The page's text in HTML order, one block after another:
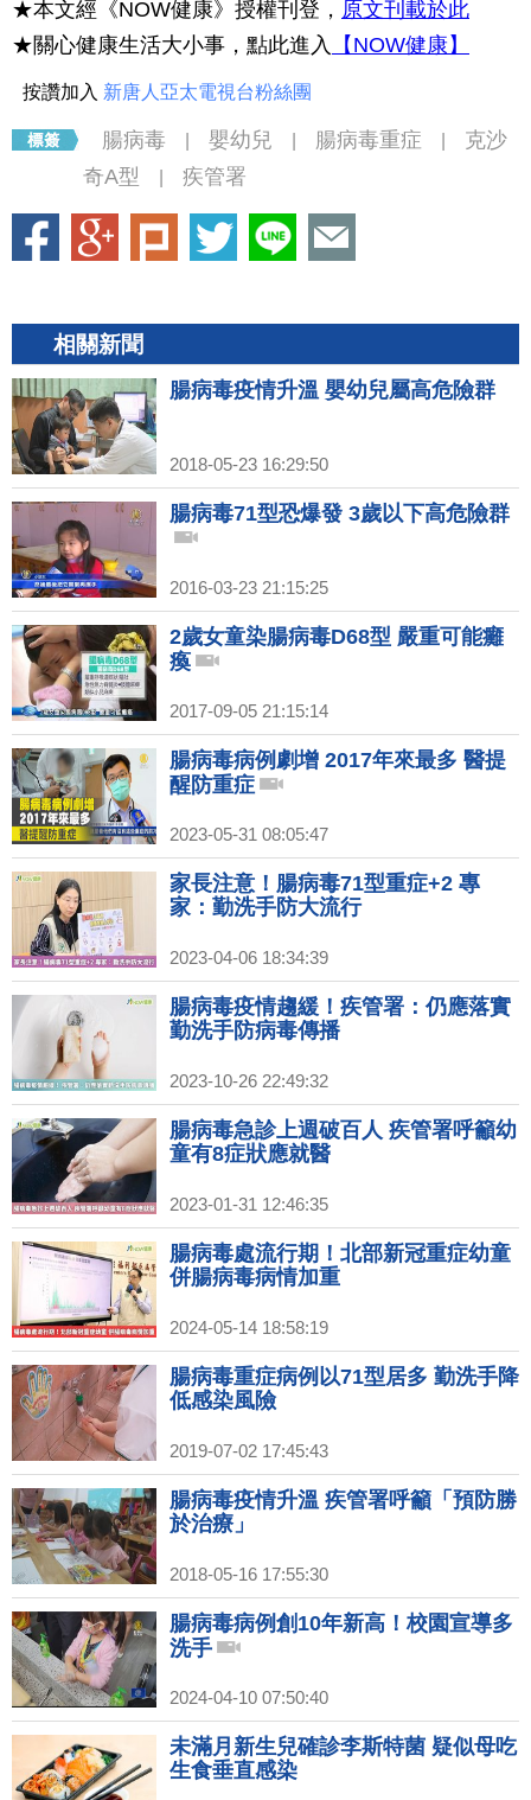
★本文經《NOW健康》授權刊登， 原文刊載於此
★關心健康生活大小事，點此進入
【NOW健康】
按讚加入 新唐人亞太電視台粉絲團
腸病毒 嬰幼兒 腸病毒重症
克沙
奇A型
疾管署
相關新聞
腸病毒疫情升溫 嬰幼兒屬高危險群
2018-05-23 16:29:50
腸病毒71型恐爆發 3歲以下高危險群
2016-03-23 21:15:25
2歲女童染腸病毒D68型 嚴重可能癱
瘓
2017-09-05 21:15:14
腸病毒病例劇增 2017年來最多 醫提
醒防重症
2023-05-31 08:05:47
家長注意！腸病毒71型重症+2 專
家：勤洗手防大流行
2023-04-06 18:34:39
腸病毒疫情趨緩！疾管署：仍應落實
勤洗手防病毒傳播
2023-10-26 22:49:32
腸病毒急診上週破百人 疾管署呼籲幼
童有8症狀應就醫
2023-01-31 12:46:35
腸病毒處流行期！北部新冠重症幼童
併腸病毒病情加重
2024-05-14 18:58:19
腸病毒重症病例以71型居多 勤洗手降
低感染風險
2019-07-02 17:45:43
腸病毒疫情升溫 疾管署呼籲「預防勝
於治療」
2018-05-16 17:55:30
腸病毒病例創10年新高！校園宣導多
洗手
2024-04-10 07:50:40
未滿月新生兒確診李斯特菌 疑似母吃
生食垂直感染